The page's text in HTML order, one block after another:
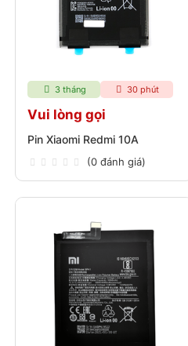
3 tháng 30 phút
Vui lòng gọi
Pin Xiaomi Redmi 10A
(0 đánh giá)